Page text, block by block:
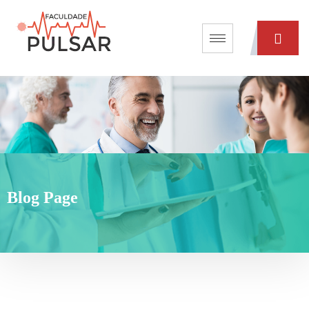
Blog Page